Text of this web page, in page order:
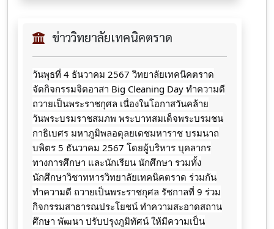
ข่าววิทยาลัยเทคนิคตราด
วันพุธที่ 4 ธันวาคม 2567 วิทยาลัยเทคนิคตราด
จัดกิจกรรมจิตอาสา Big Cleaning Day ทำความดี
ถวายเป็นพระราชกุศล เนื่องในโอกาสวันคล้าย
วันพระบรมราชสมภพ พระบาทสมเด็จพระบรมชน
กาธิเบศร มหาภูมิพลอดุลยเดชมหาราช บรมนาถ
บพิตร 5 ธันวาคม 2567 โดยผู้บริหาร บุคลากร
ทางการศึกษา และนักเรียน นักศึกษา รวมทั้ง
นักศึกษาวิชาทหารวิทยาลัยเทคนิคตราด ร่วมกัน
ทำความดี ถวายเป็นพระราชกุศล รัชกาลที่ 9 ร่วม
กิจกรรมสาธารณประโยชน์ ทำความสะอาดสถาน
ศึกษา พัฒนา ปรับปรุงภูมิทัศน์ ให้มีความเป็น